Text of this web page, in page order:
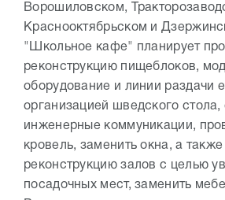
Ворошиловском,
Краснооктябрьском и
"Школьное кафе" планирует
реконструкцию пищеблоков,
оборудование и линии раздачи
организацией шведского стола,
инженерные коммуникации,
кровель, заменить окна, а также
реконструкцию залов с целью
посадочных мест, заменить